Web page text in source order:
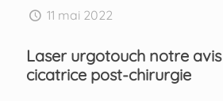
11 mai 2022
Laser urgotouch notre
cicatrice post-chirurgie